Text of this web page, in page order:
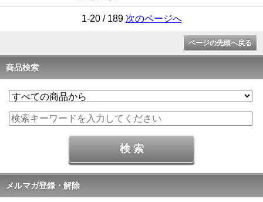
1-20 / 189 次のページへ
ページの先頭へ戻る
商品検索
メルマガ登録・解除